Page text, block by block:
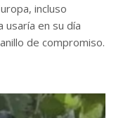
incluso
en su día
de compromiso.